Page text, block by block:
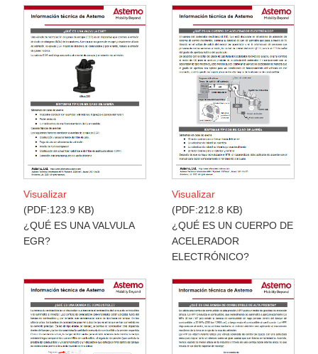
Visualizar
PDF:123.9 KB
¿QUÉ ES UNA VALVULA
EGR?
Visualizar
PDF:212.8 KB
¿QUÉ ES UN CUERPO DE
ACELERADOR
ELECTRÓNICO?